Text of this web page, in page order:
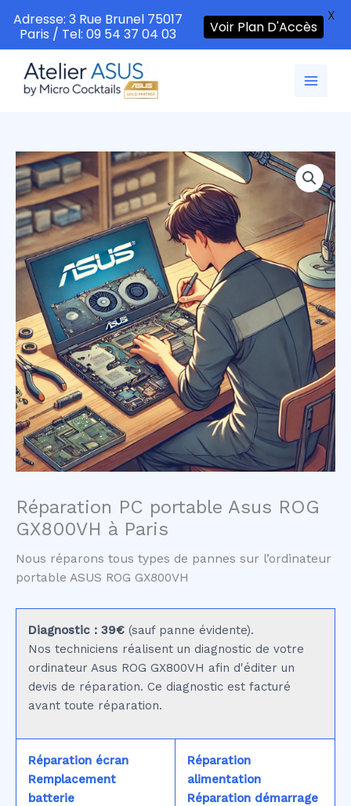
contenu
Réparation PC portable Asus ROG
GX800VH à Paris
Nous réparons tous types de pannes sur l’ordinateur
portable ASUS ROG GX800VH
Diagnostic : 39€ (sauf panne évidente).
Nos techniciens réalisent un diagnostic de votre
ordinateur Asus ROG GX800VH afin d'éditer un
devis de réparation. Ce diagnostic est facturé
avant toute réparation.
Réparation écran
Remplacement
batterie
Réparation
alimentation
Réparation démarrage
Adresse: 3 Rue Brunel 75017
Paris / Tel: 09 54 37 04 03
Voir Plan D'Accès
X